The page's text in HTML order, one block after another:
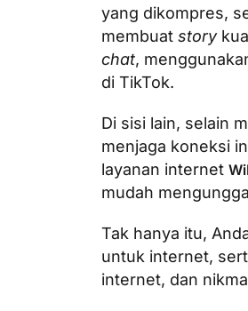
yang dikompres,
membuat story
chat,
di TikTok.
Di sisi lain, selain
menjaga koneksi
layanan internet
mudah
Tak hanya itu,
untuk internet,
internet, dan